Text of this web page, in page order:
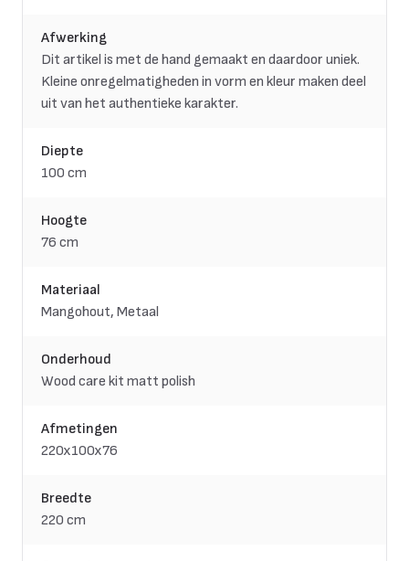
Afwerking
Dit artikel is met de hand gemaakt en daardoor uniek.
Kleine onregelmatigheden in vorm en kleur maken deel
uit van het authentieke karakter.
Diepte
100 cm
Hoogte
76 cm
Materiaal
Mangohout, Metaal
Onderhoud
Wood care kit matt polish
Afmetingen
220x100x76
Breedte
220 cm